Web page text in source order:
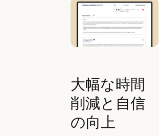
大幅な時間
削減と自信
の向上